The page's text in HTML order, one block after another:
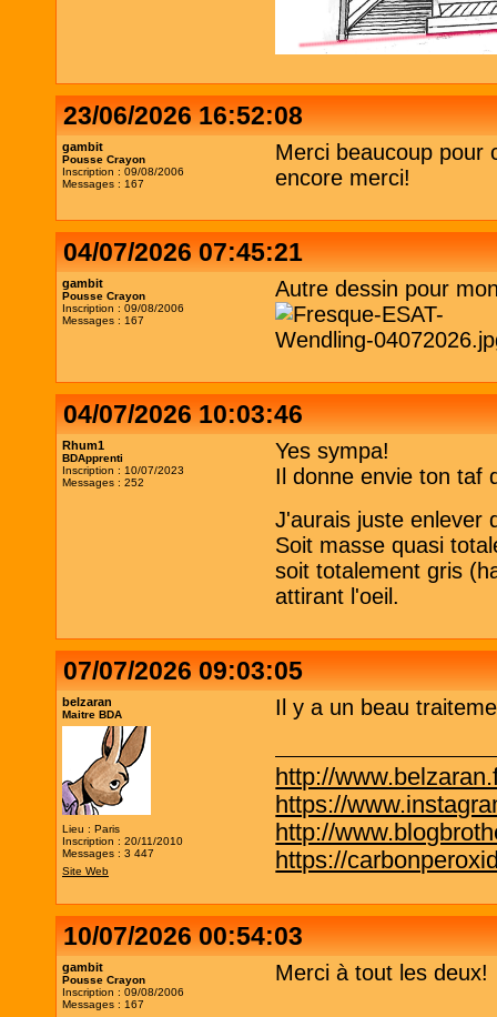
23/06/2026 16:52:08
gambit
Pousse Crayon
Inscription : 09/08/2006
Messages : 167
Merci beaucoup
encore merci!
04/07/2026 07:45:21
gambit
Pousse Crayon
Inscription : 09/08/2006
Messages : 167
Autre dessin pour
04/07/2026 10:03:46
Rhum1
BDApprenti
Inscription : 10/07/2023
Messages : 252
Yes sympa!
Il donne envie ton taf
J'aurais juste enlever
Soit masse quasi
soit totalement gris
attirant l'oeil.
07/07/2026 09:03:05
belzaran
Maitre BDA
Lieu : Paris
Inscription : 20/11/2010
Messages : 3 447
Site Web
Il y a un beau
http://
https://
http://
https://
10/07/2026 00:54:03
gambit
Pousse Crayon
Inscription : 09/08/2006
Messages : 167
Merci à tout les deux!